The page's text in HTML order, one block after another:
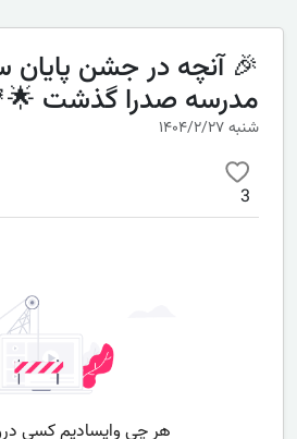
🎉 آنچه در جشن پایان
مدرسه صدرا گذشت
شنبه ۱۴۰۴/۲/۲۷
3